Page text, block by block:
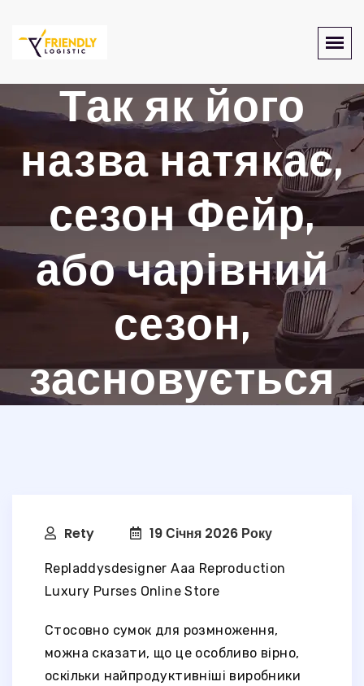
Так як його
назва натякає,
сезон Фейр,
або чарівний
сезон,
засновується
Rety 19 Січня 2026 Року
Repladdysdesigner Aaa Reproduction
Luxury Purses Online Store
Стосовно сумок для розмноження,
можна сказати, що це особливо вірно,
оскільки найпродуктивніші виробники